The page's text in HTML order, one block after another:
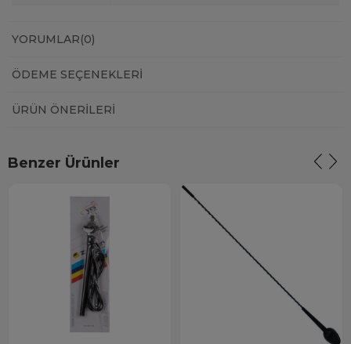
YORUMLAR(0)
ÖDEME SEÇENEKLERI
ÜRÜN ÖNERILERI
Benzer Ürünler